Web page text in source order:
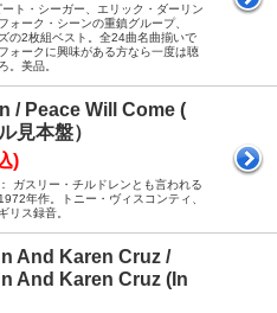
ト・シーガー、エリック・ダーリン
ォーク・シーンの重鎮グループ、
の2枚組ベスト。全24曲名曲揃いで
ォークに興味がある方なら一度は聴
。美品。
/ Peace Will Come (
見本盤）
)
ガスリー・チルドレンとも言われる
年作。トニー・ヴィスコンティ、
リス録音。
And Karen Cruz /
And Karen Cruz (In